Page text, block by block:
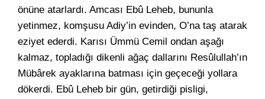
önüne atarlardı. Amcası Ebû Leheb, bununla
yetinmez, komşusu Adiy’in evinden, O’na taş atarak
eziyet ederdi. Karısı Ümmü Cemil ondan aşağı
kalmaz, topladığı dikenli ağaç dallarını Resûlullah’ın
Mübârek ayaklarına batması için geçeceği yollara
dökerdi. Ebû Leheb bir gün, getirdiği pisligi,